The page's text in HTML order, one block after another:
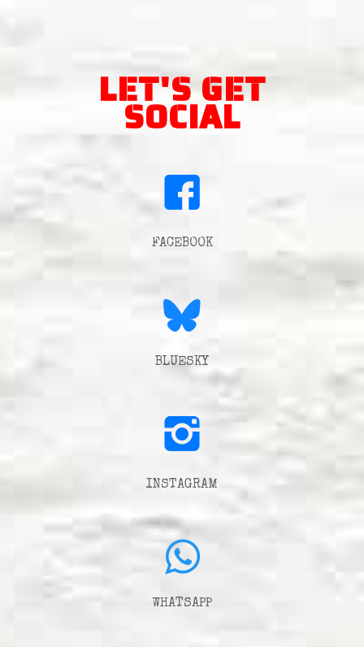
LET'S GET
SOCIAL
FACEBOOK
BLUESKY
INSTAGRAM
WHATSAPP